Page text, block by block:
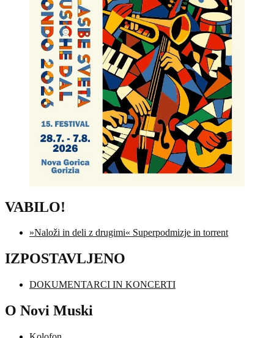
VABILO!
»Naloži in deli z drugimi« Superpodmizje in torrent
IZPOSTAVLJENO
DOKUMENTARCI IN KONCERTI
O Novi Muski